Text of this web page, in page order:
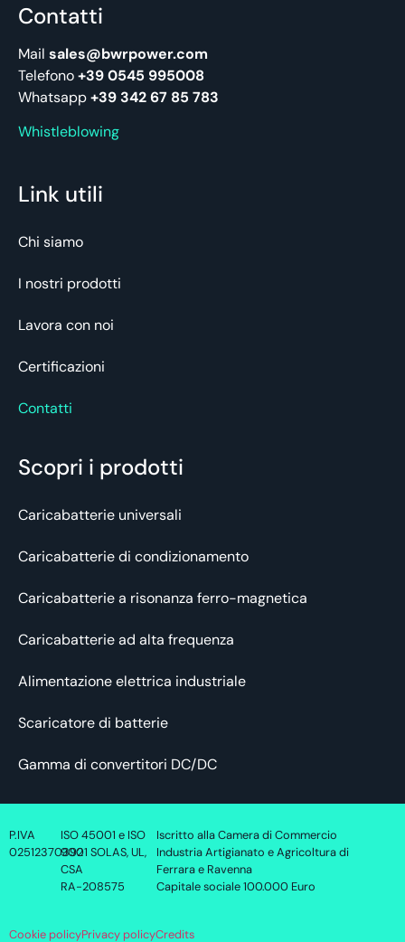
Contatti
Mail sales@bwrpower.com
Telefono+39 0545 995008
Whatsapp+39 342 67 85 783
Whistleblowing
Link utili
Chi siamo
I nostri prodotti
Lavora con noi
Certificazioni
Contatti
Scopri i prodotti
Caricabatterie universali
Caricabatterie di condizionamento
Caricabatterie a risonanza ferro-magnetica
Caricabatterie ad alta frequenza
Alimentazione elettrica industriale
Scaricatore di batterie
Gamma di convertitori DC/DC
P.IVA
02512370392
ISO 45001 e ISO
9001 SOLAS, UL,
CSA
RA-208575
Iscritto alla Camera di Commercio
Industria Artigianato e Agricoltura di
Ferrara e Ravenna
Capitale sociale 100.000 Euro
Cookie policyPrivacy policyCredits